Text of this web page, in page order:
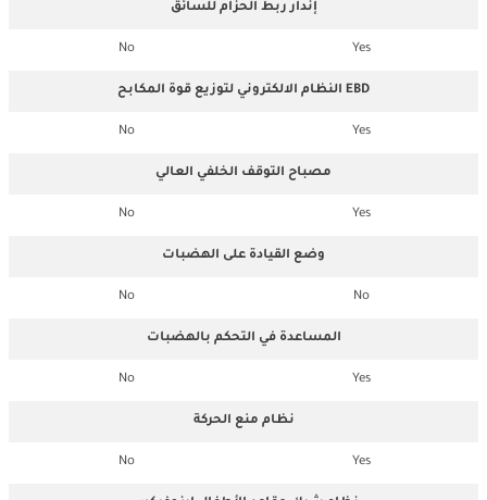
إندار ربط الحزام للسائق
Yes
No
النظام الالكتروني لتوزيع قوة المكابح EBD
Yes
No
مصباح التوقف الخلفي العالي
Yes
No
وضع القيادة على الهضبات
No
No
المساعدة في التحكم بالهضبات
Yes
No
نظام منع الحركة
Yes
No